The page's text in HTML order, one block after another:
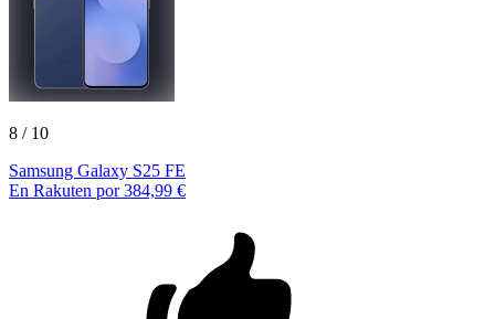
8 / 10
Samsung Galaxy S25 FE
En Rakuten por 384,99 €